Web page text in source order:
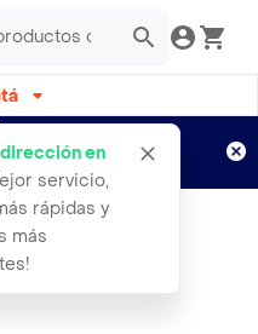
en
servicio,
rápidas y
más
Aplican TyC
Gato